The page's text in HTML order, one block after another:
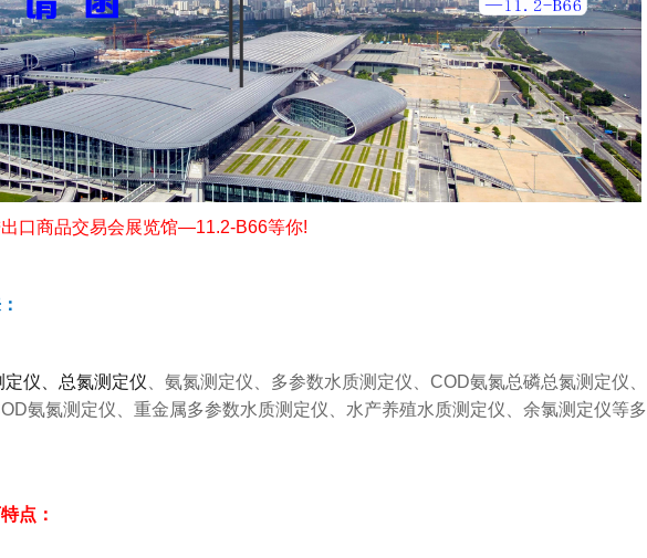
口商品交易会展览馆—11.2-B66等你!
仪、 总氮测定仪 、氨氮测定仪、多参数水质测定仪、COD氨氮总磷总氮测定仪、
氨氮测定仪、重金属多参数水质测定仪、水产养殖水质测定仪、余氯测定仪等多
点：